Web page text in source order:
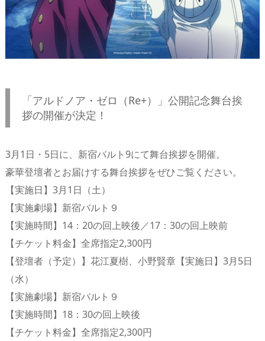
「アルドノア・ゼロ（Re+）」公開記念舞台挨
拶の開催が決定！
3月1日・5日に、新宿バルト9にて舞台挨拶を開催。
豪華登壇者とお届けする舞台挨拶をぜひご覧ください。
【実施日】3月1日（土）
【実施劇場】新宿バルト９
【実施時間】14：20の回上映後／17：30の回上映前
【チケット料金】全席指定2,300円
【登壇者（予定）】花江夏樹、小野賢章【実施日】3月5日
（水）
【実施劇場】新宿バルト９
【実施時間】18：30の回上映後
【チケット料金】全席指定2,300円